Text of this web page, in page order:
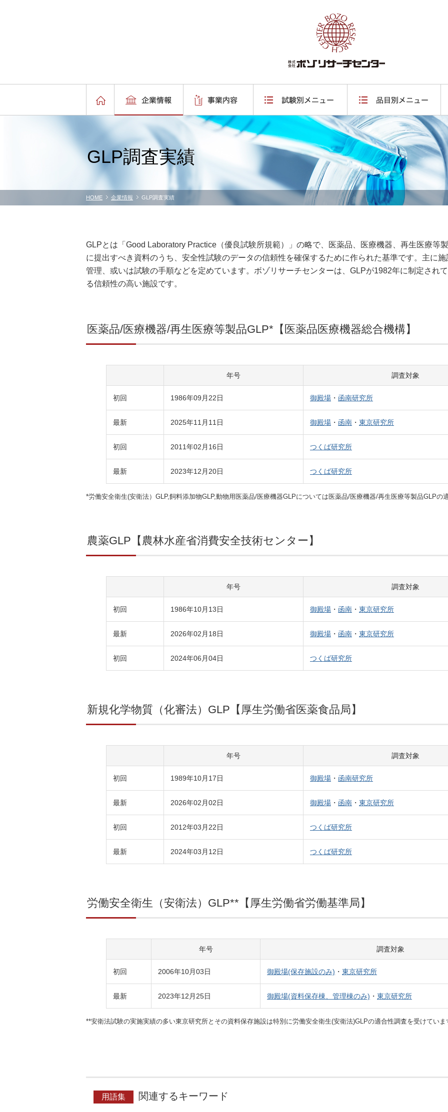
GLP調査実績
HOME 企業情報 GLP調査実績
GLPとは「Good Laboratory Practice（優良試験所規範）」の略で、医薬品、医療機器、再生医療等
に提出すべき資料のうち、安全性試験のデータの信頼性を確保するために作られた基準です。主に
管理、或いは試験の手順などを定めています。ボゾリサーチセンターは、GLPが1982年に制定され
る信頼性の高い施設です。
医薬品/医療機器/再生医療等製品GLP*【医薬品医療機器総合機構】
年号 調査対象
初回 1986年09月22日 御殿場 ・ 函南研究所
最新 2025年11月11日 御殿場 ・ 函南 ・ 東京研究所
初回 2011年02月16日 つくば研究所
最新 2023年12月20日 つくば研究所
*労働安全衛生(安衛法）GLP,飼料添加物GLP,動物用医薬品/医療機器GLPについては医薬品/医療機器/再生医療等製品GLPの
農薬GLP【農林水産省消費安全技術センター】
年号 調査対象
初回 1986年10月13日 御殿場 ・ 函南 ・ 東京研究所
最新 2026年02月18日 御殿場 ・ 函南 ・ 東京研究所
初回 2024年06月04日 つくば研究所
新規化学物質（化審法）GLP【厚生労働省医薬食品局】
年号 調査対象
初回 1989年10月17日 御殿場 ・ 函南研究所
最新 2026年02月02日 御殿場 ・ 函南 ・ 東京研究所
初回 2012年03月22日 つくば研究所
最新 2024年03月12日 つくば研究所
労働安全衛生（安衛法）GLP**【厚生労働省労働基準局】
年号 調査対象
初回 2006年10月03日 御殿場(保存施設のみ) ・ 東京研究所
最新 2023年12月25日 御殿場(資料保存棟、管理棟のみ) ・ 東京研究所
**安衛法試験の実施実績の多い東京研究所とその資料保存施設は特別に労働安全衛生(安衛法)GLPの適合性調査を受けていま
用語集 関連するキーワード